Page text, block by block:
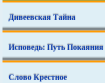
Дивеевская Тайна
Исповедь: Путь Покаяния
Слово Крестное